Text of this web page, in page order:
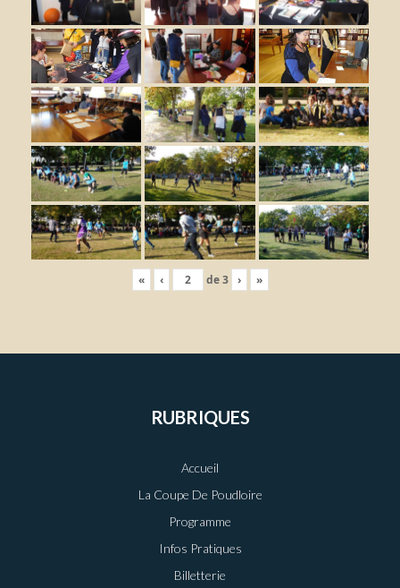
« ‹ de3 › »
RUBRIQUES
Accueil
La Coupe De Poudloire
Programme
Infos Pratiques
Billetterie